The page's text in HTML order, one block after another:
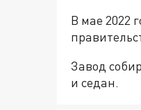
В мае 2022
Завод
и седан.